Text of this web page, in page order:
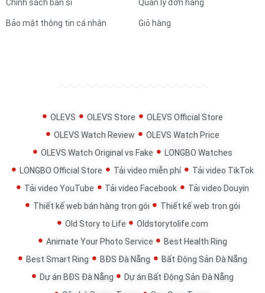
Chính sách bản sỉ
Bảo mật thông tin cá nhân
Quản lý đơn hàng
Giỏ hàng
OLEVS OLEVS Store
OLEVS Official Store
OLEVS Watch Review
OLEVS Watch Price
OLEVS Watch Original vs Fake
LONGBO Watches
LONGBO Official Store
Tải video miễn phí
Tải video TikTok
Tải video YouTube
Tải video Facebook
Tải video Douyin
Thiết kế web bán hàng trọn gói
Thiết kế web trọn gói
Old Story to Life
Oldstorytolife.com
Animate Your Photo Service
Best Health Ring
Best Smart Ring
BĐS Đà Nẵng
Bất Động Sản Đà Nẵng
Dự án BĐS Đà Nẵng
Dự án Bất Động Sản Đà Nẵng